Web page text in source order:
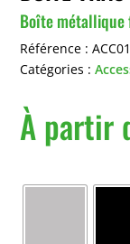
Boîte métallique
Référence :ACC01
Catégories :
À partir